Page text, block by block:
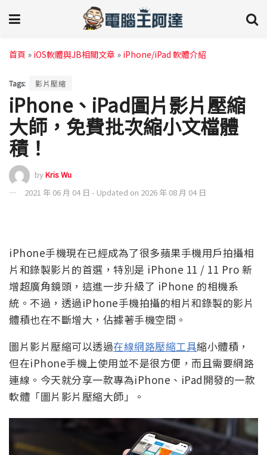
首頁 » iOS軟體與JB相關文章 » iPhone/iPad 軟體介紹
Tags: 影片壓縮
iPhone、iPad圖片影片壓縮
大師，免費批次縮小文檔體
積！
byKris Wu
2021 年 06 月 04 日 - Updated on 2026 年 08 月 04 日
iPhone手機現在已經成為了很多蘋果手機用戶拍攝相
片和錄製影片的首選，特別是 iPhone 11 / 11 Pro 新
增超廣角鏡頭，這進一步升級了 iPhone 的相機系
統。不過，透過iPhone手機拍攝的相片和錄製的影片
體積也在不斷增大，佔據著手機空間。
圖片影片壓縮可以透過在線網路壓縮工具縮小體積，
但在iPhone手機上使用並不是很方便，而且需要網路
連線。今天就分享一款專為iPhone、iPad開發的一款
軟體「圖片影片壓縮大師」。